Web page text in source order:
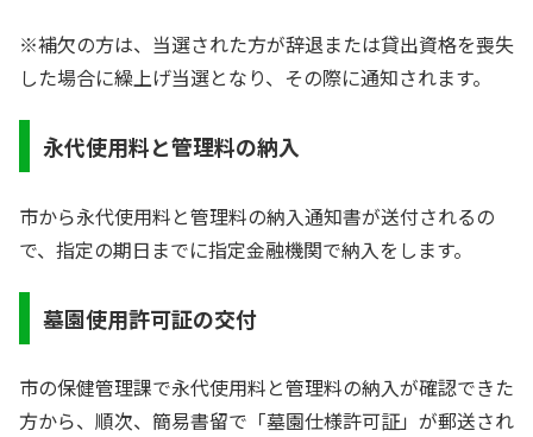
※補欠の方は、当選された方が辞退または貸出資格を喪失
した場合に繰上げ当選となり、その際に通知されます。
永代使用料と管理料の納入
市から永代使用料と管理料の納入通知書が送付されるの
で、指定の期日までに指定金融機関で納入をします。
墓園使用許可証の交付
市の保健管理課で永代使用料と管理料の納入が確認できた
方から、順次、簡易書留で「墓園仕様許可証」が郵送され